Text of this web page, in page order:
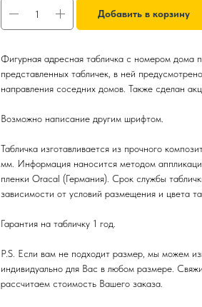
Добавить в корзину
Фигурная адресная табличка с номером дома
представленных табличек, в ней
направления соседних домов. Также сделан
Возможно написание другим шрифтом.
Табличка изготавливается из прочного
мм. Информация наносится методом
пленки Oracal (Германия). Срок службы
зависимости от условий размещения и цвета
Гарантия на табличку 1 год.
P.S. Если вам не подходит размер, мы можем
индивидуально для Вас в любом размере.
рассчитаем стоимость Вашего заказа.